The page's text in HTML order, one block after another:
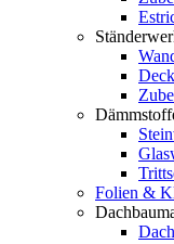
Folien &